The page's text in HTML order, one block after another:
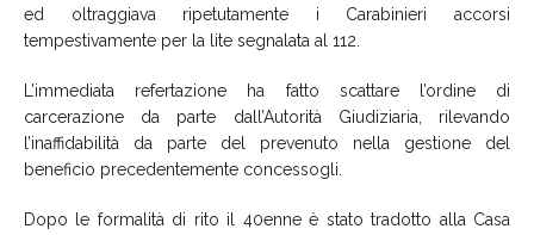
ed oltraggiava ripetutamente i Carabinieri accorsi
tempestivamente per la lite segnalata al 112.
L’immediata refertazione ha fatto scattare l’ordine di
carcerazione da parte dall’Autorità Giudiziaria, rilevando
l’inaffidabilità da parte del prevenuto nella gestione del
beneficio precedentemente concessogli.
Dopo le formalità di rito il 40enne è stato tradotto alla Casa